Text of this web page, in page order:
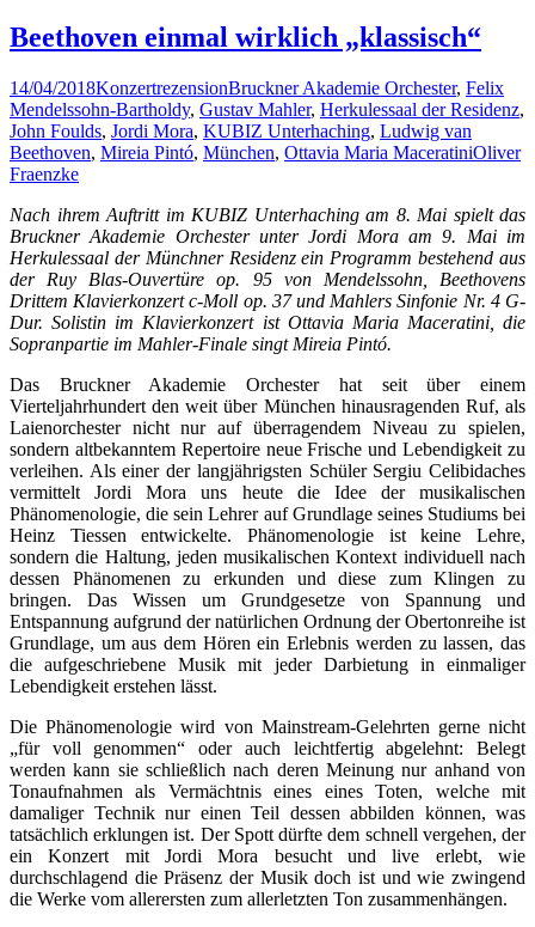
Beethoven einmal wirklich „klassisch“
14/04/2018KonzertrezensionBruckner Akademie Orchester, Felix
Mendelssohn-Bartholdy, Gustav Mahler, Herkulessaal der Residenz,
John Foulds, Jordi Mora, KUBIZ Unterhaching, Ludwig van
Beethoven, Mireia Pintó, München, Ottavia Maria MaceratiniOliver
Fraenzke
Nach ihrem Auftritt im KUBIZ Unterhaching am 8. Mai spielt das
Bruckner Akademie Orchester unter Jordi Mora am 9. Mai im
Herkulessaal der Münchner Residenz ein Programm bestehend aus
der Ruy Blas-Ouvertüre op. 95 von Mendelssohn, Beethovens
Drittem Klavierkonzert c-Moll op. 37 und Mahlers Sinfonie Nr. 4 G-
Dur. Solistin im Klavierkonzert ist Ottavia Maria Maceratini, die
Sopranpartie im Mahler-Finale singt Mireia Pintó.
Das Bruckner Akademie Orchester hat seit über einem
Vierteljahrhundert den weit über München hinausragenden Ruf, als
Laienorchester nicht nur auf überragendem Niveau zu spielen,
sondern altbekanntem Repertoire neue Frische und Lebendigkeit zu
verleihen. Als einer der langjährigsten Schüler Sergiu Celibidaches
vermittelt Jordi Mora uns heute die Idee der musikalischen
Phänomenologie, die sein Lehrer auf Grundlage seines Studiums bei
Heinz Tiessen entwickelte. Phänomenologie ist keine Lehre,
sondern die Haltung, jeden musikalischen Kontext individuell nach
dessen Phänomenen zu erkunden und diese zum Klingen zu
bringen. Das Wissen um Grundgesetze von Spannung und
Entspannung aufgrund der natürlichen Ordnung der Obertonreihe ist
Grundlage, um aus dem Hören ein Erlebnis werden zu lassen, das
die aufgeschriebene Musik mit jeder Darbietung in einmaliger
Lebendigkeit erstehen lässt.
Die Phänomenologie wird von Mainstream-Gelehrten gerne nicht
„für voll genommen“ oder auch leichtfertig abgelehnt: Belegt
werden kann sie schließlich nach deren Meinung nur anhand von
Tonaufnahmen als Vermächtnis eines eines Toten, welche mit
damaliger Technik nur einen Teil dessen abbilden können, was
tatsächlich erklungen ist. Der Spott dürfte dem schnell vergehen, der
ein Konzert mit Jordi Mora besucht und live erlebt, wie
durchschlagend die Präsenz der Musik doch ist und wie zwingend
die Werke vom allerersten zum allerletzten Ton zusammenhängen.